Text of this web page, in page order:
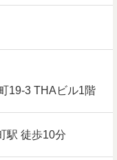
19-3 THAビル1階
駅 徒歩10分